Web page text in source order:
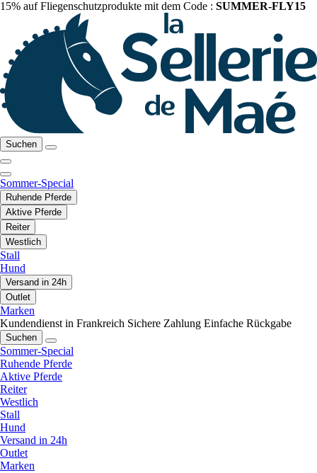
15% auf Fliegenschutzprodukte mit dem Code : SUMMER-FLY15
Suchen
Sommer-Special
Ruhende Pferde
Aktive Pferde
Reiter
Westlich
Stall
Hund
Versand in 24h
Outlet
Marken
Kundendienst in Frankreich Sichere Zahlung Einfache Rückgabe
Suchen
Sommer-Special
Ruhende Pferde
Aktive Pferde
Reiter
Westlich
Stall
Hund
Versand in 24h
Outlet
Marken